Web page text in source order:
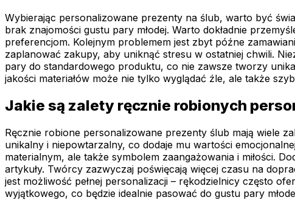
Wybierając personalizowane prezenty na ślub, warto być
brak znajomości gustu pary młodej. Warto dokładnie
preferencjom. Kolejnym problemem jest zbyt późne
zaplanować zakupy, aby uniknąć stresu w ostatniej chwili.
pary do standardowego produktu, co nie zawsze tworzy
jakości materiałów może nie tylko wyglądać źle, ale także
Jakie są zalety ręcznie robionych
Ręcznie robione personalizowane prezenty ślub mają wiele
unikalny i niepowtarzalny, co dodaje mu wartości
materialnym, ale także symbolem zaangażowania i miłości.
artykuły. Twórcy zazwyczaj poświęcają więcej czasu na
jest możliwość pełnej personalizacji – rękodzielnicy często
wyjątkowego, co będzie idealnie pasować do gustu pary